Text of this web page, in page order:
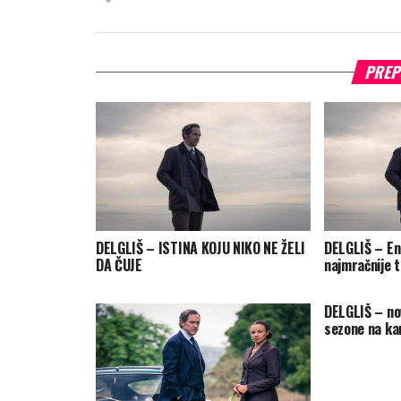
DELGLIŠ – ISTINA KOJU NIKO NE ŽELI
DA ČUJE
DELGLIŠ –
najmračnije
DELGLIŠ –
sezone na